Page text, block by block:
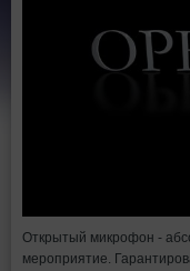
Открытый микрофон -
мероприятие.